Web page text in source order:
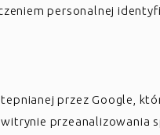
personalnej
przez Google,
przeanalizowania